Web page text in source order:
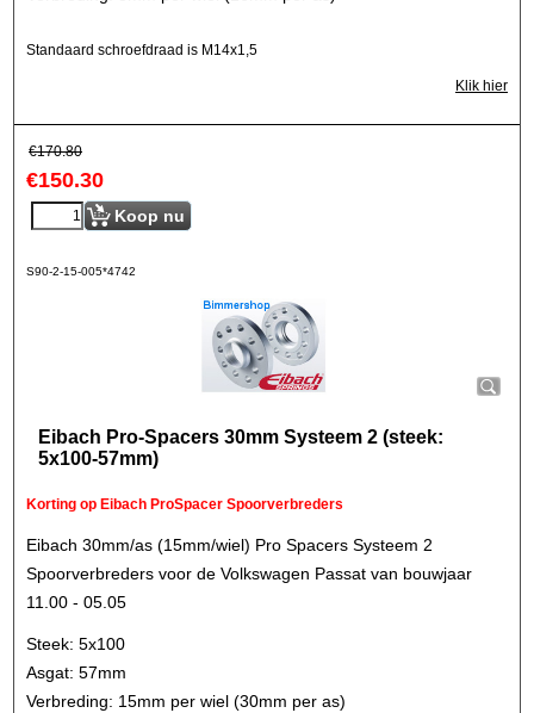
Standaard schroefdraad is M14x1,5
Klik hier
€170.80
€150.30
Koop nu
S90-2-15-005*4742
Eibach Pro-Spacers 30mm Systeem 2 (steek:
5x100-57mm)
Korting op Eibach ProSpacer Spoorverbreders
Eibach 30mm/as (15mm/wiel) Pro Spacers Systeem 2
Spoorverbreders voor de Volkswagen Passat van bouwjaar
11.00 - 05.05
Steek: 5x100
Asgat: 57mm
Verbreding: 15mm per wiel (30mm per as)